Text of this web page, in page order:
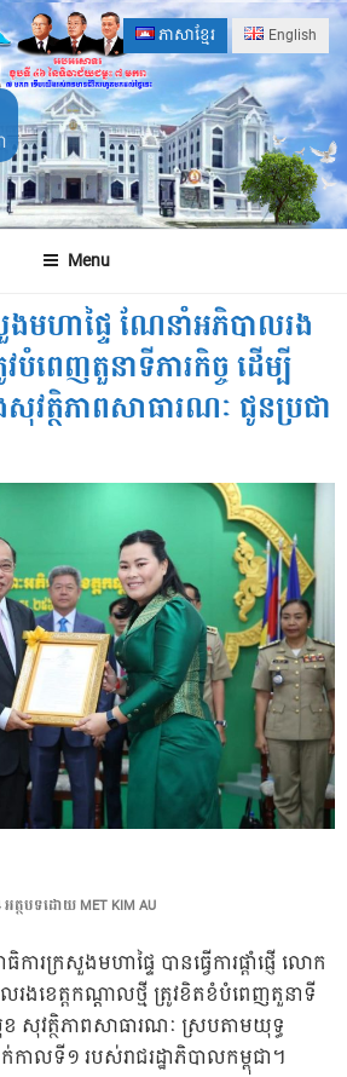
ភាសាខ្មែរ English
Menu
ងមហាផ្ទៃ ណែនាំអភិបាលរង
បំពេញតួនាទីភារកិច្ច ដើម្បី
វត្ថិភាពសាធារណៈ ជូនប្រជា
អត្ថបទដោយ MET KIM AU
ការក្រសួងមហាផ្ទៃ បានធ្វើការផ្តាំផ្ញើ លោក
ងខេត្តកណ្ដាលថ្មី ត្រូវខិតខំបំពេញតួនាទី
ខ សុវត្ថិភាពសាធារណៈ ស្របតាមយុទ្ធ
លទី១ របស់រាជរដ្ឋាភិបាលកម្ពុជា។